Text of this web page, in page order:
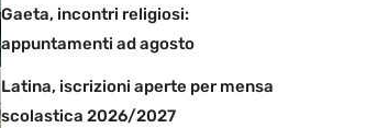
Gaeta, incontri religiosi:
appuntamenti ad agosto
Latina, iscrizioni aperte per mensa
scolastica 2026/2027